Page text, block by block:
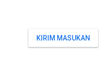
KIRIM MASUKAN